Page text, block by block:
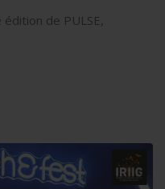
de PULSE,